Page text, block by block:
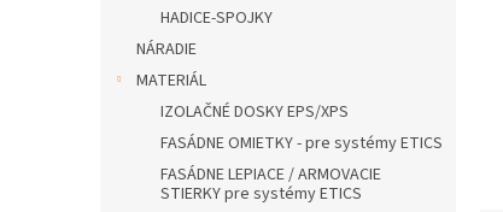
HADICE-SPOJKY
NÁRADIE
MATERIÁL
IZOLAČNÉ DOSKY EPS/XPS
FASÁDNE OMIETKY - pre systémy ETICS
FASÁDNE LEPIACE / ARMOVACIE
STIERKY pre systémy ETICS